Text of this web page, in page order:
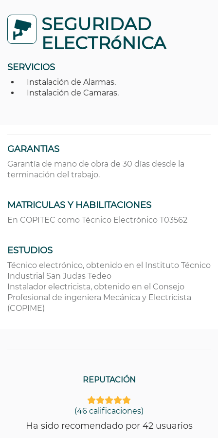
SEGURIDAD
ELECTRóNICA
SERVICIOS
Instalación de Alarmas.
Instalación de Camaras.
GARANTIAS
Garantía de mano de obra de 30 días desde la
terminación del trabajo.
MATRICULAS Y HABILITACIONES
En COPITEC como Técnico Electrónico T03562
ESTUDIOS
Técnico electrónico, obtenido en el Instituto Técnico
Industrial San Judas Tedeo
Instalador electricista, obtenido en el Consejo
Profesional de ingeniera Mecánica y Electricista
(COPIME)
REPUTACIÓN
(46 calificaciones)
Ha sido recomendado por 42 usuarios